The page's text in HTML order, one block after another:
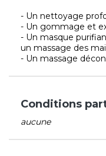
- Un nettoyage
- Un gommage et
- Un masque
un massage des
- Un massage
Conditions
aucune